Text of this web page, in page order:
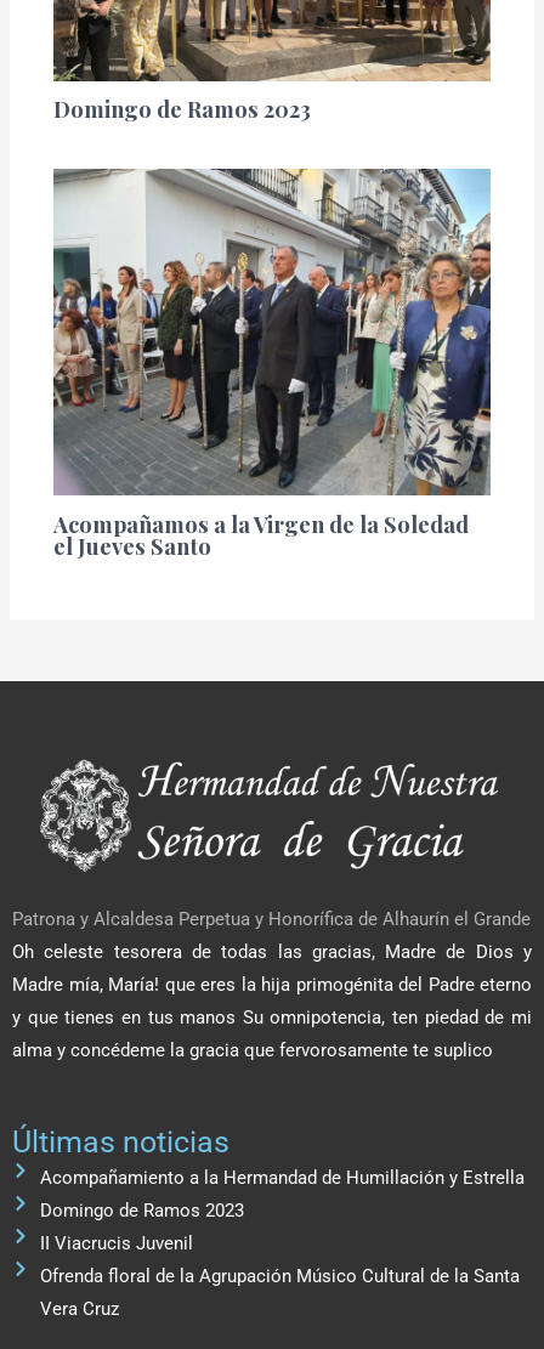
Domingo de Ramos 2023
Acompañamos a la Virgen de la Soledad
el Jueves Santo
Patrona y Alcaldesa Perpetua y Honorífica de Alhaurín el Grande
Oh celeste tesorera de todas las gracias, Madre de Dios y
Madre mía, María! que eres la hija primogénita del Padre eterno
y que tienes en tus manos Su omnipotencia, ten piedad de mi
alma y concédeme la gracia que fervorosamente te suplico
Últimas noticias
Acompañamiento a la Hermandad de Humillación y Estrella
Domingo de Ramos 2023
II Viacrucis Juvenil
Ofrenda floral de la Agrupación Músico Cultural de la Santa
Vera Cruz